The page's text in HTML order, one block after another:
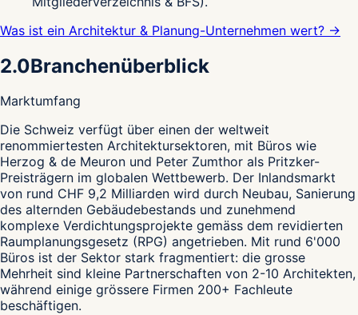
Was ist ein Architektur & Planung-Unternehmen wert? →
2.0Branchenüberblick
Marktumfang
Die Schweiz verfügt über einen der weltweit
renommiertesten Architektursektoren, mit Büros wie
Herzog & de Meuron und Peter Zumthor als Pritzker-
Preisträgern im globalen Wettbewerb. Der Inlandsmarkt
von rund CHF 9,2 Milliarden wird durch Neubau, Sanierung
des alternden Gebäudebestands und zunehmend
komplexe Verdichtungsprojekte gemäss dem revidierten
Raumplanungsgesetz (RPG) angetrieben. Mit rund 6'000
Büros ist der Sektor stark fragmentiert: die grosse
Mehrheit sind kleine Partnerschaften von 2-10 Architekten,
während einige grössere Firmen 200+ Fachleute
beschäftigen.